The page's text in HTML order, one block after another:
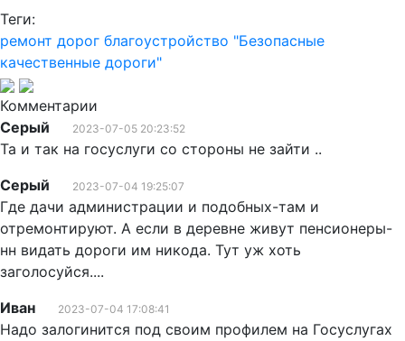
Теги:
ремонт дорог благоустройство "Безопасные
качественные дороги"
Комментарии
Серый
2023-07-05 20:23:52
Та и так на госуслуги со стороны не зайти ..
Серый
2023-07-04 19:25:07
Где дачи администрации и подобных-там и
отремонтируют. А если в деревне живут пенсионеры-
нн видать дороги им никода. Тут уж хоть
заголосуйся....
Иван
2023-07-04 17:08:41
Надо залогинится под своим профилем на Госуслугах